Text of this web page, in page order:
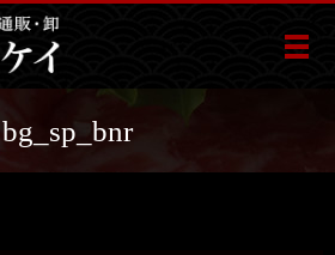
メ
bg_sp_bnr